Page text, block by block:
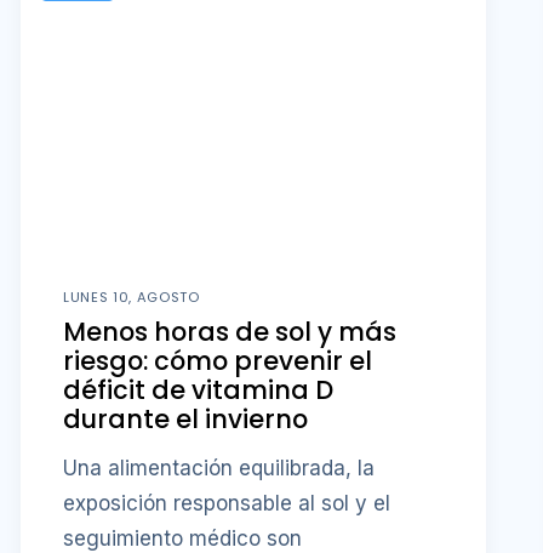
LUNES 10, AGOSTO
Menos horas de sol y más
riesgo: cómo prevenir el
déficit de vitamina D
durante el invierno
Una alimentación equilibrada, la
exposición responsable al sol y el
seguimiento médico son